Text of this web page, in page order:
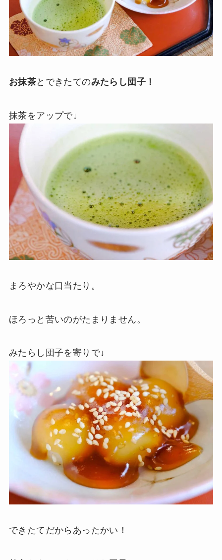
お抹茶とできたてのみたらし団子！
抹茶をアップで↓
まろやかな口当たり。
ほろっと苦いのがたまりません。
みたらし団子を寄りで↓
できたてだからあったかい！